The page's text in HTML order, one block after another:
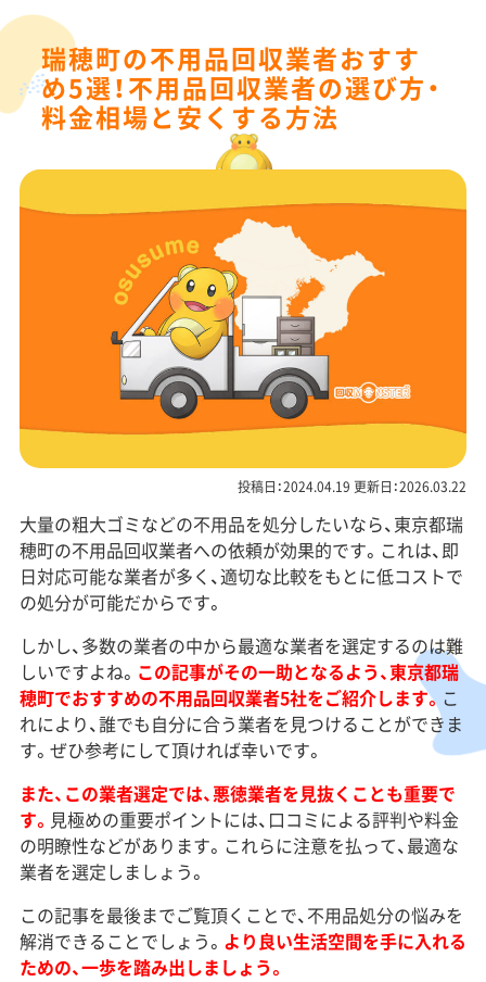
瑞穂町の不用品回収業者おすす
め5選！不用品回収業者の選び方・
料金相場と安くする方法
投稿日：2024.04.19 更新日：2026.03.22
大量の粗大ゴミなどの不用品を処分したいなら、東京都瑞
穂町の不用品回収業者への依頼が効果的です。これは、即
日対応可能な業者が多く、適切な比較をもとに低コストで
の処分が可能だからです。
しかし、多数の業者の中から最適な業者を選定するのは難
しいですよね。 この記事がその一助となるよう、東京都瑞
穂町でおすすめの不用品回収業者5社をご紹介します。 こ
れにより、誰でも自分に合う業者を見つけることができま
す。ぜひ参考にして頂ければ幸いです。
また、この業者選定では、悪徳業者を見抜くことも重要で
す。 見極めの重要ポイントには、口コミによる評判や料金
の明瞭性などがあります。これらに注意を払って、最適な
業者を選定しましょう。
この記事を最後までご覧頂くことで、不用品処分の悩みを
解消できることでしょう。 より良い生活空間を手に入れる
ための、一歩を踏み出しましょう。